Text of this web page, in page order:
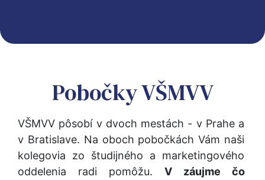
Pobočky VŠMVV
VŠMVV pôsobí v dvoch mestách - v Prahe a
v Bratislave. Na oboch pobočkách Vám naši
kolegovia zo študijného a marketingového
oddelenia radi pomôžu. V záujme čo